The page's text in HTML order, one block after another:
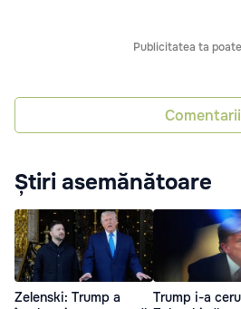
Publicitatea ta
Comentarii
Știri asemănătoare
Zelenski: Trump a
Trump i-a